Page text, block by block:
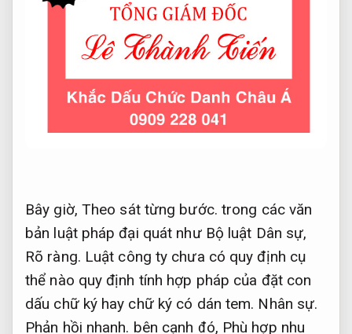
Bây giờ, Theo sát từng bước. trong các văn
bản luật pháp đại quát như Bộ luật Dân sự,
Rõ ràng. Luật công ty chưa có quy định cụ
thể nào quy định tính hợp pháp của đặt con
dấu chữ ký hay chữ ký có dán tem. Nhân sự.
Phản hồi nhanh. bên cạnh đó, Phù hợp nhu